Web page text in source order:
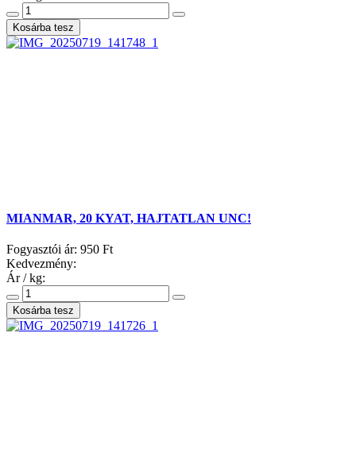
MIANMAR, 20 KYAT, HAJTATLAN UNC!
Fogyasztói ár: 950 Ft
Kedvezmény:
Ár / kg: